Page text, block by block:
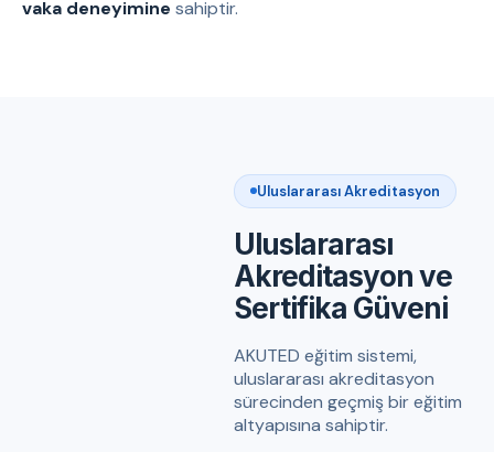
vaka deneyimine sahiptir.
Uluslararası Akreditasyon
Uluslararası
Akreditasyon ve
Sertifika Güveni
AKUTED eğitim sistemi,
uluslararası akreditasyon
sürecinden geçmiş bir eğitim
altyapısına sahiptir.